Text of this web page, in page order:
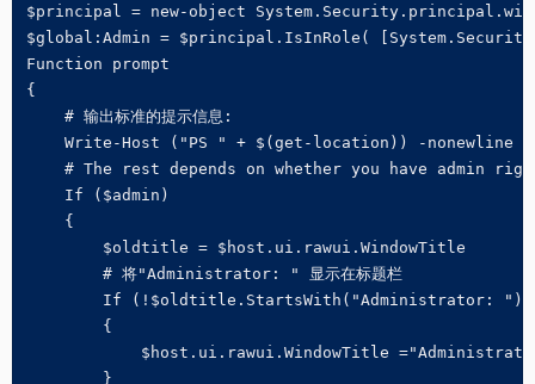
$principal = new-object
$global:Admin = $principal.IsInRole(
Function prompt
{
    # 输出标准的提示信息:
    Write-Host ("PS " + $(get-location)) -nonewline
# The rest depends on whether you have admin
    If ($admin)
    {
        $oldtitle = $host.ui.rawui.WindowTitle
        # 将"Administrator: " 显示在标题栏
        If (!$oldtitle.StartsWith("Administrator: "))
        {
$host.ui.rawui.WindowTitle
        }